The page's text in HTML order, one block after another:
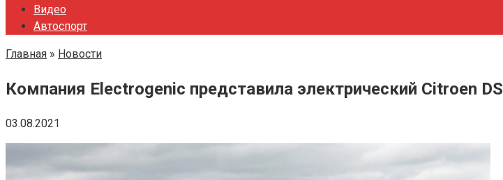
Видео
Автоспорт
Главная » Новости
Компания Electrogenic представила электрический Citroen DS
03.08.2021